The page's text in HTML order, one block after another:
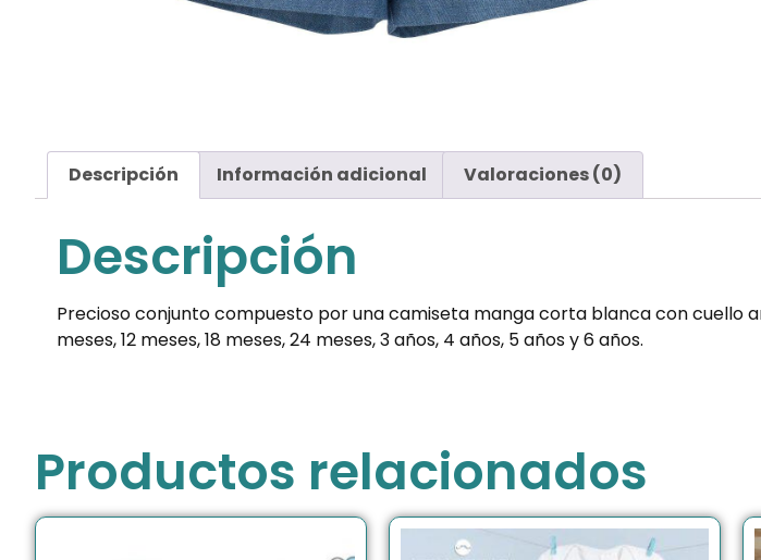
Descripción Información adicional Valoraciones (0)
Descripción
Precioso conjunto compuesto por una camiseta manga corta blanca con cuello
meses, 12 meses, 18 meses, 24 meses, 3 años, 4 años, 5 años y 6 años.
Productos relacionados